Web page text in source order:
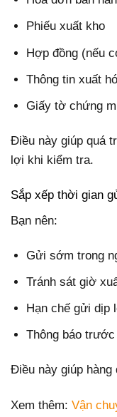
Phiếu xuất kho
Hợp đồng (nếu
Thông tin xuất
Giấy tờ chứng
Điều này giúp quá
lợi khi kiểm tra.
Sắp xếp thời gian
Bạn nên:
Gửi sớm trong
Tránh sát giờ
Hạn chế gửi dịp
Thông báo
Điều này giúp hàng
Xem thêm: Vận